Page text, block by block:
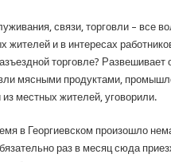
связи, торговли – все
жителей и в интересах
торговле?
мясными продуктами,
местных жителей, уговорили.
в Георгиевском произошло
раз в месяц сюда